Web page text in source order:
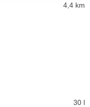
4,4 km
30 l